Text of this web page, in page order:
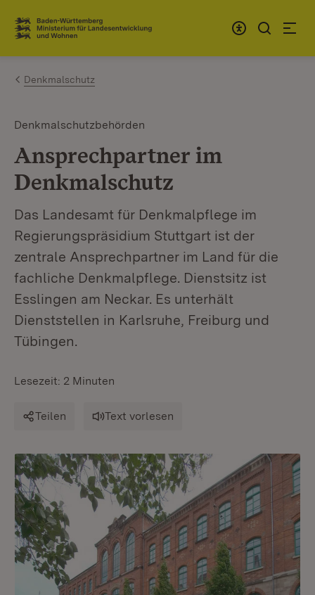
Zum Inhalt springen
Link zur Startseite
Denkmalschutz
Denkmalschutzbehörden
Ansprechpartner im
Denkmalschutz
Das Landesamt für Denkmalpflege im
Regierungspräsidium Stuttgart ist der
zentrale Ansprechpartner im Land für die
fachliche Denkmalpflege. Dienstsitz ist
Esslingen am Neckar. Es unterhält
Dienststellen in Karlsruhe, Freiburg und
Tübingen.
Lesezeit: 2 Minuten
Teilen Text vorlesen